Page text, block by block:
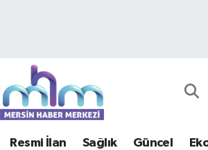
Resmi İlan Sağlık Güncel
Yoğunluk Haritası
Durumu ve Fikstür